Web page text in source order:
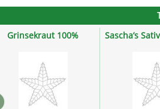
Grinsekraut 100% Sascha’s